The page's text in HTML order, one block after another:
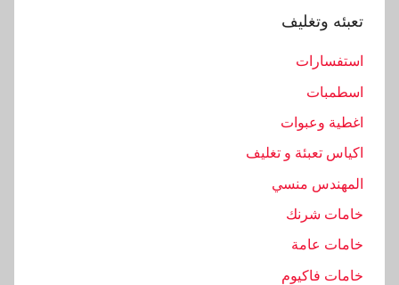
تعبئه وتغليف
استفسارات
اسطمبات
اغطية وعبوات
اكياس تعبئة و تغليف
المهندس منسي
خامات شرنك
خامات عامة
خامات فاكيوم